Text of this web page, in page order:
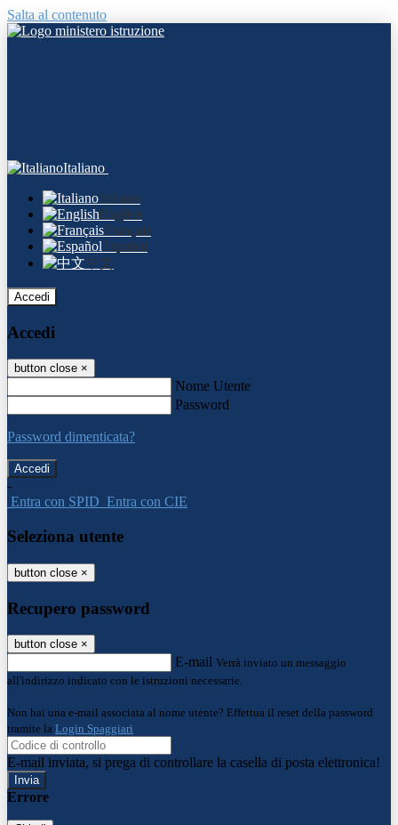
Salta al contenuto
Italiano
Italiano
English
Français
Español
中文
Accedi
Accedi
button close ×
Nome Utente
Password
Password dimenticata?
-
Entra con SPID Entra con CIE
Seleziona utente
button close ×
Recupero password
button close ×
E-mail Verrà inviato un messaggio
all'indirizzo indicato con le istruzioni necessarie.
Non hai una e-mail associata al nome utente? Effettua il reset della password
tramite la Login Spaggiari
E-mail inviata, si prega di controllare la casella di posta elettronica!
Errore